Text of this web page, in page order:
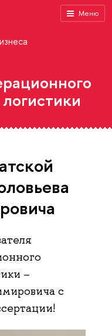
Меню
–
с